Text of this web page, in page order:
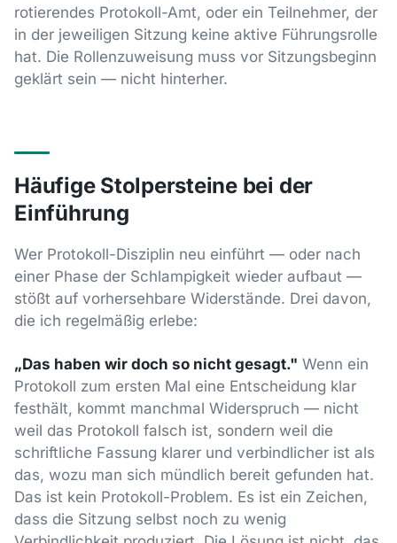
rotierendes Protokoll-Amt, oder ein Teilnehmer, der
in der jeweiligen Sitzung keine aktive Führungsrolle
hat. Die Rollenzuweisung muss vor Sitzungsbeginn
geklärt sein — nicht hinterher.
Häufige Stolpersteine bei der
Einführung
Wer Protokoll-Disziplin neu einführt — oder nach
einer Phase der Schlampigkeit wieder aufbaut —
stößt auf vorhersehbare Widerstände. Drei davon,
die ich regelmäßig erlebe:
„Das haben wir doch so nicht gesagt." Wenn ein
Protokoll zum ersten Mal eine Entscheidung klar
festhält, kommt manchmal Widerspruch — nicht
weil das Protokoll falsch ist, sondern weil die
schriftliche Fassung klarer und verbindlicher ist als
das, wozu man sich mündlich bereit gefunden hat.
Das ist kein Protokoll-Problem. Es ist ein Zeichen,
dass die Sitzung selbst noch zu wenig